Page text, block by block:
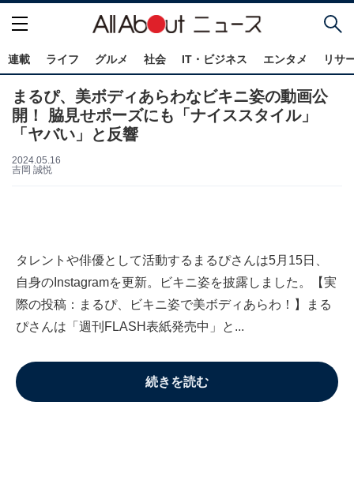
連載 ライフ グルメ 社会 IT・ビジネス エンタメ リサ
まるぴ、美ボディあらわなビキニ姿の動画公
開！ 脇見せポーズにも「ナイススタイル」
「ヤバい」と反響
2024.05.16
吉岡 誠悦
タレントや俳優として活動するまるぴさんは5月15日、
自身のInstagramを更新。ビキニ姿を披露しました。【実
際の投稿：まるぴ、ビキニ姿で美ボディあらわ！】まる
ぴさんは「週刊FLASH表紙発売中」と...
続きを読む